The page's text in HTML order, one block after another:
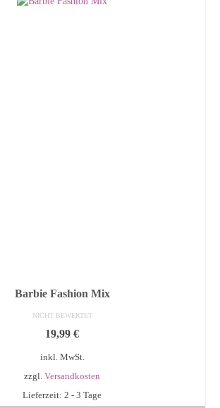
Barbie Fashion Mix
NICHT BEWERTET
19,99 €
inkl. MwSt.
zzgl. Versandkosten
Lieferzeit: 2 - 3 Tage